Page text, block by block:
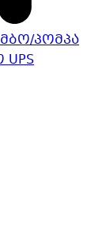
პომპა
UPS